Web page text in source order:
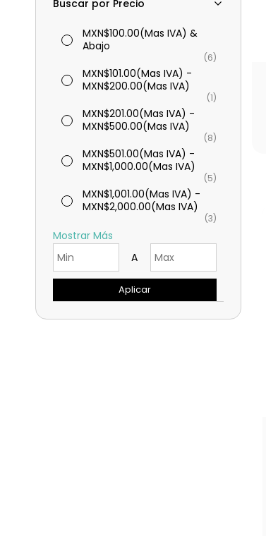
Buscar por Precio
MXN$100.00(Mas IVA) &
Abajo
(6)
MXN$101.00(Mas IVA) -
MXN$200.00(Mas IVA)
(1)
MXN$201.00(Mas IVA) -
MXN$500.00(Mas IVA)
(8)
MXN$501.00(Mas IVA) -
MXN$1,000.00(Mas IVA)
(5)
MXN$1,001.00(Mas IVA) -
MXN$2,000.00(Mas IVA)
(3)
Mostrar Más
A
Aplicar